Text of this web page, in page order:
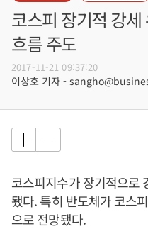
코스피 장기적 강
흐름 주도
2017-11-21 09:37:20
이상호 기자 -
코스피지수가 장기적으로
됐다. 특히 반도체가 코스
으로 전망됐다.